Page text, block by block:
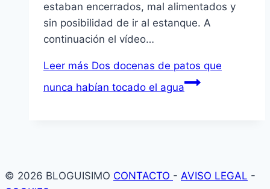
estaban encerrados, mal alimentados y
sin posibilidad de ir al estanque. A
continuación el ví­deo…
Leer más Dos docenas de patos que
nunca habí­an tocado el agua
© 2026 BLOGUISIMO CONTACTO - AVISO LEGAL -